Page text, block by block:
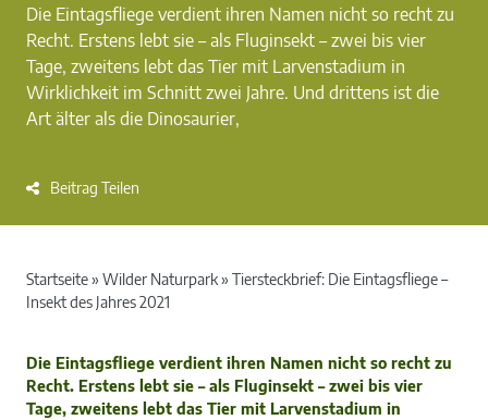
Die Eintagsfliege verdient ihren Namen nicht so recht zu
Recht. Erstens lebt sie – als Fluginsekt – zwei bis vier
Tage, zweitens lebt das Tier mit Larvenstadium in
Wirklichkeit im Schnitt zwei Jahre. Und drittens ist die
Art älter als die Dinosaurier,
Beitrag Teilen
Startseite» Wilder Naturpark» Tiersteckbrief: Die Eintagsfliege –
Insekt des Jahres 2021
Die Eintagsfliege verdient ihren Namen nicht so recht zu
Recht. Erstens lebt sie – als Fluginsekt – zwei bis vier
Tage, zweitens lebt das Tier mit Larvenstadium in